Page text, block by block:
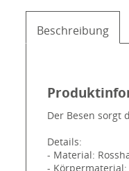
Beschreibung
Der Besen sorgt
Details:
- Material:
- Körpermaterial: